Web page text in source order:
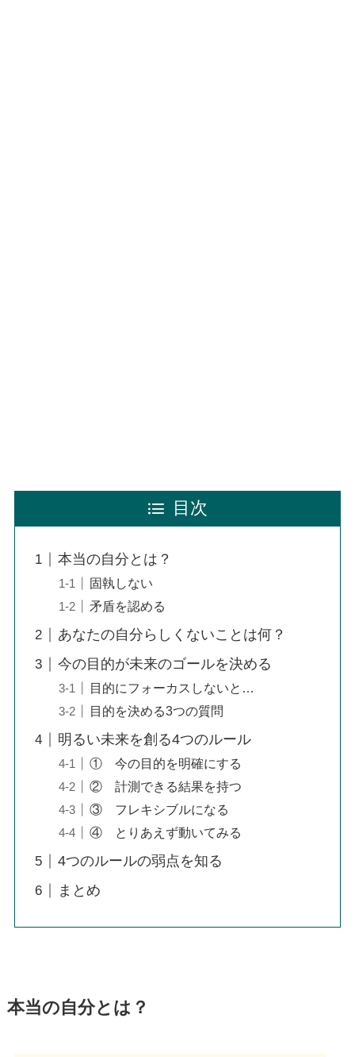
目次
本当の自分とは？
固執しない
矛盾を認める
あなたの自分らしくないことは何？
今の目的が未来のゴールを決める
目的にフォーカスしないと…
目的を決める3つの質問
明るい未来を創る4つのルール
① 今の目的を明確にする
② 計測できる結果を持つ
③ フレキシブルになる
④ とりあえず動いてみる
4つのルールの弱点を知る
まとめ
本当の自分とは？